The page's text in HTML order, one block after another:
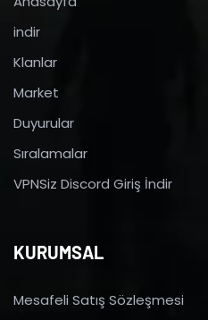
indir
Klanlar
Market
Duyurular
Sıralamalar
VPNSiz Discord Giriş İndir
KURUMSAL
Mesafeli Satış Sözleşmesi